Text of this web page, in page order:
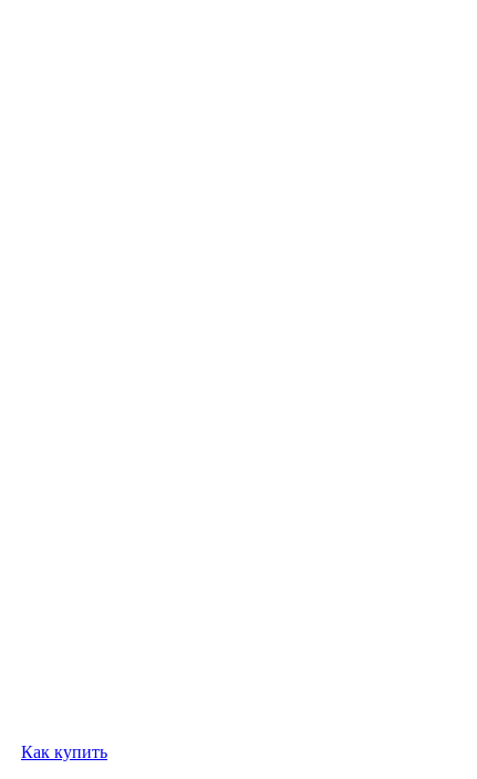
Как купить